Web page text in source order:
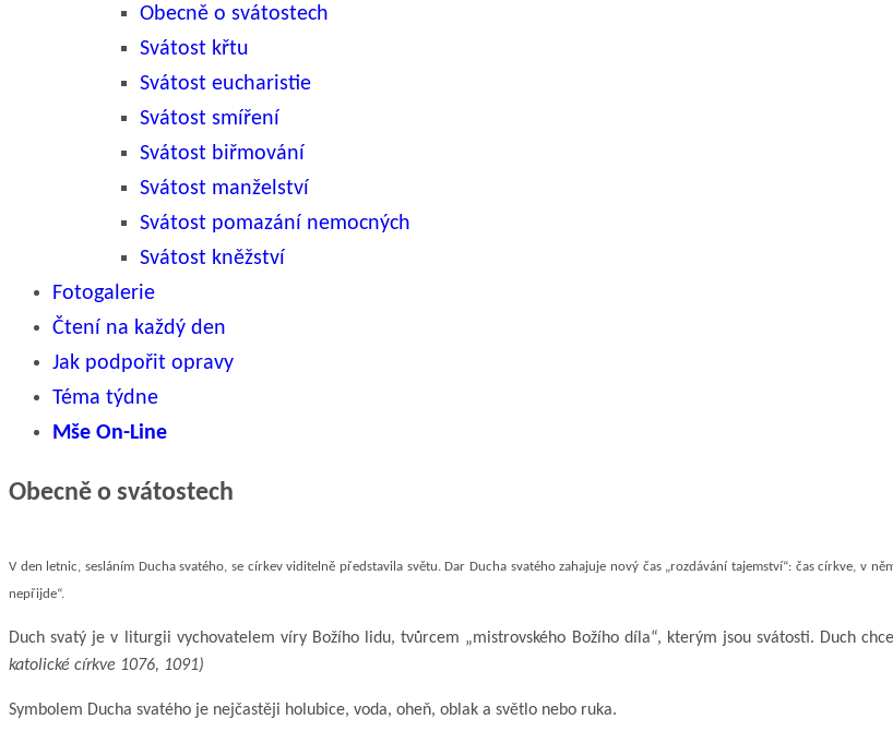
Obecně o svátostech
Svátost křtu
Svátost eucharistie
Svátost smíření
Svátost biřmování
Svátost manželství
Svátost pomazání nemocných
Svátost kněžství
Fotogalerie
Čtení na každý den
Jak podpořit opravy
Téma týdne
Mše On-Line
Obecně o svátostech
V den letnic, sesláním Ducha svatého, se církev viditelně představila světu. Dar Ducha svatého zahajuje nový čas „rozdávání tajemství“: čas církve, v
nepřijde“.
Duch svatý je v liturgii vychovatelem víry Božího lidu, tvůrcem „mistrovského Božího díla“, kterým jsou svátosti. Duch
katolické církve 1076, 1091)
Symbolem Ducha svatého je nejčastěji holubice, voda, oheň, oblak a světlo nebo ruka.